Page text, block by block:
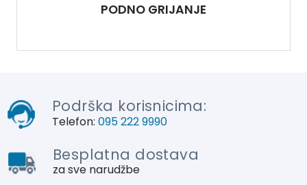
PODNO GRIJANJE
Podrška korisnicima:
Telefon: 095 222 9990
Besplatna dostava
za sve narudžbe